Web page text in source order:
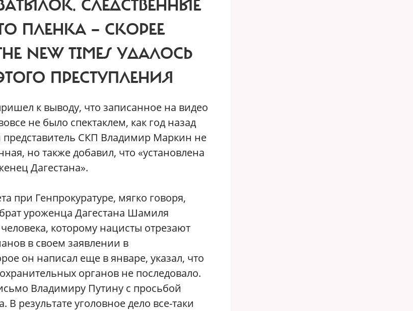
СЛЕДСТВЕННЫЕ
ПЛЕНКА — СКОРЕЕ
NEW TIMES УДАЛОСЬ
ПРЕСТУПЛЕНИЯ
к выводу, что записанное на видео
не было спектаклем, как год назад
СКП Владимир Маркин не
но также добавил, что «установлена
Дагестана».
при Генпрокуратуре, мягко говоря,
уроженца Дагестана Шамиля
которому нацисты отрезают
в своем заявлении в
он написал еще в январе, указал, что
органов не последовало.
Владимиру Путину с просьбой
В результате уголовное дело все-таки